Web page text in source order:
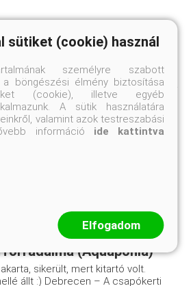
(Aquaponia)
sikerült, mert kitartó volt.
állt :) Debrecen – A csapókerti
sütiket (cookie) használ
személyre szabott
böngészési élmény biztosítása
(cookie), illetve egyéb
A sütik használatára
valamint azok testreszabási
információ ide kattintva
Elfogadom